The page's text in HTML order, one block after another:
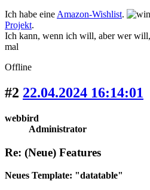
Ich habe eine Amazon-Wishlist.
Projekt.
Ich kann, wenn ich will, aber wer
mal
Offline
#2 22.04.2024 16:14:01
webbird
Administrator
Re: (Neue) Features
Neues Template: "datatable"